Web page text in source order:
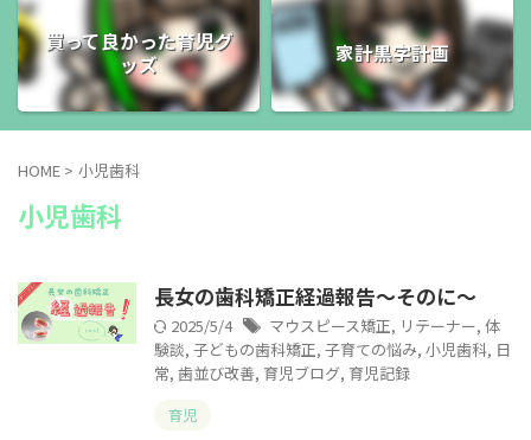
買って良かった育児グ
ッズ
家計黒字計画
HOME > 小児歯科
小児歯科
長女の歯科矯正経過報告～そのに～
2025/5/4 マウスピース矯正, リテーナー, 体
験談, 子どもの歯科矯正, 子育ての悩み, 小児歯科, 日
常, 歯並び改善, 育児ブログ, 育児記録
育児